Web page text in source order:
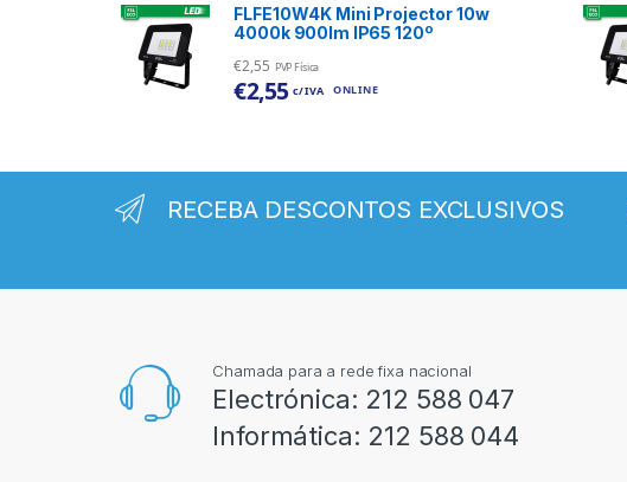
FLFE10W4K Mini Projector 10w
4000k 900lm IP65 120º
€2,55 PVP Física
€2,55 c/ IVA ONLINE
RECEBA DESCONTOS EXCLUSIVOS
Chamada para a rede fixa nacional
Electrónica: 212 588 047
Informática: 212 588 044